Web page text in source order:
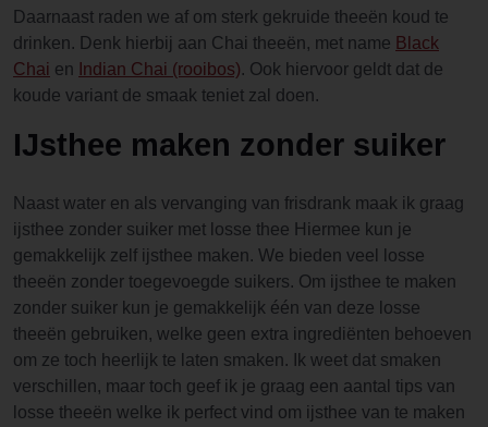
Daarnaast raden we af om sterk gekruide theeën koud te
drinken. Denk hierbij aan Chai theeën, met name Black
Chai en Indian Chai (rooibos). Ook hiervoor geldt dat de
koude variant de smaak teniet zal doen.
IJsthee maken zonder suiker
Naast water en als vervanging van frisdrank maak ik graag
ijsthee zonder suiker met losse thee Hiermee kun je
gemakkelijk zelf ijsthee maken. We bieden veel losse
theeën zonder toegevoegde suikers. Om ijsthee te maken
zonder suiker kun je gemakkelijk één van deze losse
theeën gebruiken, welke geen extra ingrediënten behoeven
om ze toch heerlijk te laten smaken. Ik weet dat smaken
verschillen, maar toch geef ik je graag een aantal tips van
losse theeën welke ik perfect vind om ijsthee van te maken